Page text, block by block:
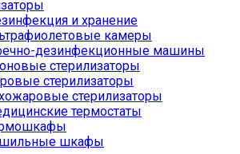
и хранение
камеры
дезинфекционные машины
стерилизаторы
стерилизаторы
стерилизаторы
термостаты
шкафы